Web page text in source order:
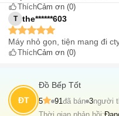
ThíchCảm ơn (0)
T the******603
Máy nhỏ gọn, tiện mang đi
ThíchCảm ơn (0)
ĐT
Đồ Bếp Tốt
5 91đã bán 3người